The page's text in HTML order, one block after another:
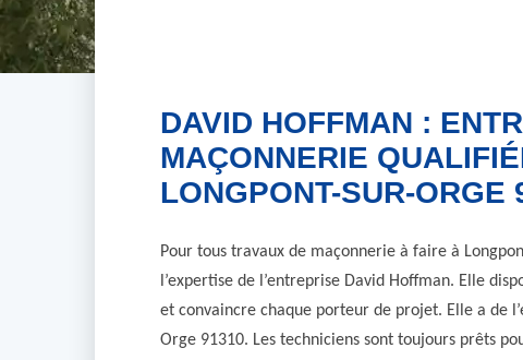
DAVID HOFFMAN :
MAÇONNERIE
LONGPONT-SUR-ORGE
Pour tous travaux de maçonnerie à faire à
l’expertise de l’entreprise David Hoffman. Elle
et convaincre chaque porteur de projet. Elle a de
Orge 91310. Les techniciens sont toujours prêts